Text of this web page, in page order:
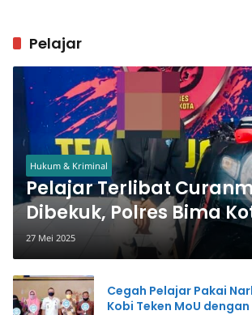
Pelajar
Hukum & Kriminal
Pelajar Terlibat
Dibekuk, Polres Bima
Pelaku Lain
27 Mei 2025
Cegah Pelajar Pakai
Kobi Teken MoU dengan